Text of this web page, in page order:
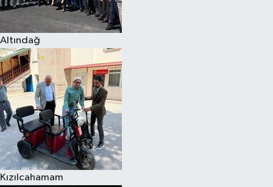
Altındağ
Kızılcahamam